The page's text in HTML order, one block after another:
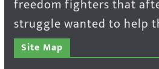
freedom fighters that
struggle wanted to help
Site Map